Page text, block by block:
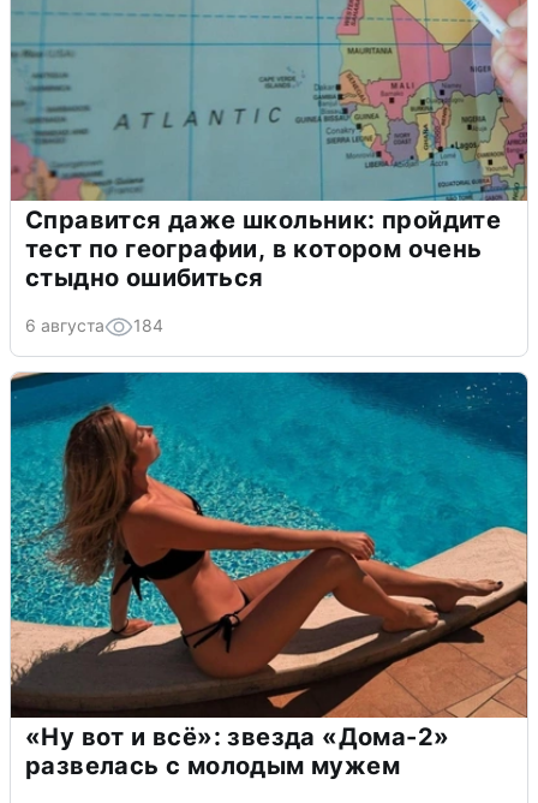
Справится даже школьник: пройдите
тест по географии, в котором очень
стыдно ошибиться
6 августа 184
«Ну вот и всё»: звезда «Дома-2»
развелась с молодым мужем